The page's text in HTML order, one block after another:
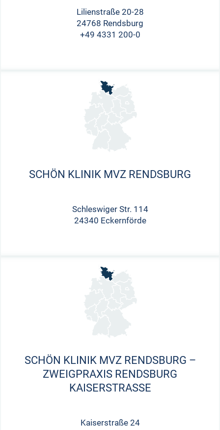
Lilienstraße 20-28
24768 Rendsburg
+49 4331 200-0
SCHÖN KLINIK MVZ RENDSBURG
Schleswiger Str. 114
24340 Eckernförde
SCHÖN KLINIK MVZ RENDSBURG –
ZWEIGPRAXIS RENDSBURG
KAISERSTRASSE
Kaiserstraße 24